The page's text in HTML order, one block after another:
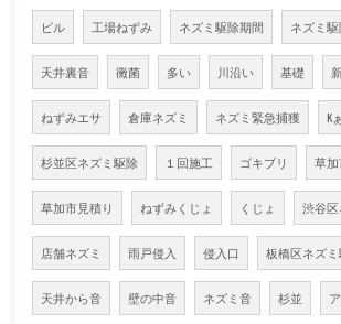
ビル 工場ねずみ ネズミ駆除期間 ネズミ
天井裏音 黴菌 多い 川沿い 基礎
ねずみエサ 倉庫ネズミ ネズミ緊急捕獲 K
杉並区ネズミ駆除 １回施工 ゴキブリ 草
草加市見積り ねずみくじょ くじょ 渋谷
店舗ネズミ 雨戸侵入 侵入口 板橋区ネズ
天井から音 壁の中音 ネズミ音 杉並